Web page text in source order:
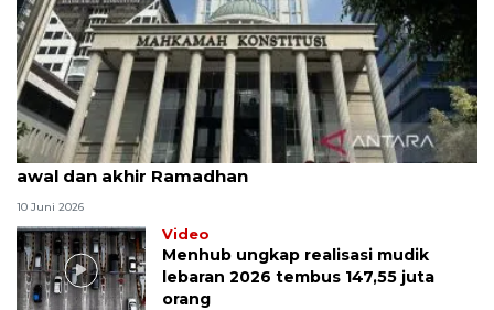
MK uji materi UU Peradilan Agama perihal isbat
awal dan akhir Ramadhan
10 Juni 2026
Video
Menhub ungkap realisasi mudik
lebaran 2026 tembus 147,55 juta
orang